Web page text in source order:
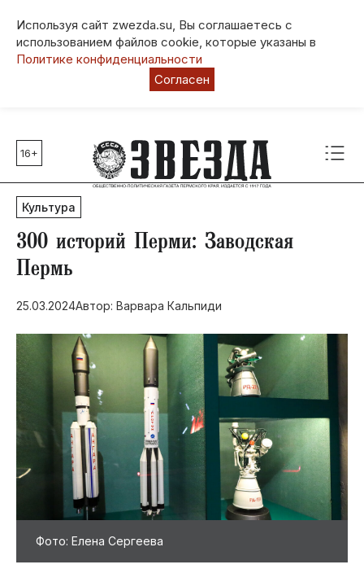
Используя сайт zwezda.su, Вы соглашаетесь с
использованием файлов cookie, которые указаны в
Политике конфиденциальности
Согласен
Главные темы
80 лет Победы
Молодежная столица РФ
СВО
Выборы в Пермском крае
Социальная поддержка
Инфраструктура
Благоустройство
16+
Культура
300 историй Перми: Заводская
Пермь
25.03.2024Автор: Варвара Кальпиди
Фото: Елена Сергеева